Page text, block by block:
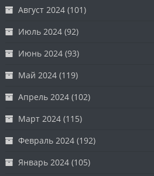
Август 2024 (101)
Июль 2024 (92)
Июнь 2024 (93)
Май 2024 (119)
Апрель 2024 (102)
Март 2024 (115)
Февраль 2024 (192)
Январь 2024 (105)